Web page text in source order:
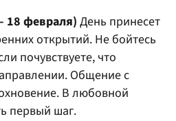
18 февраля) День принесет
открытий. Не бойтесь
почувствуете, что
Общение с
В любовной
первый шаг.